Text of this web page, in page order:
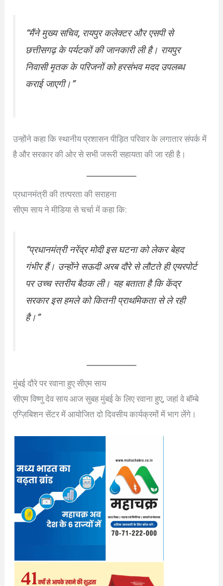
“मैंने मुख्य सचिव, रायपुर कलेक्टर और एसपी से
छत्तीसगढ़ के पर्यटकों की जानकारी ली है। रायपुर
निवासी मृतक के परिजनों को हरसंभव मदद उपलब्ध
कराई जाएगी।”
उन्होंने कहा कि स्थानीय प्रशासन पीड़ित परिवार के लगातार संपर्क में
है और सरकार की ओर से सभी जरूरी सहायता की जा रही है।
प्रधानमंत्री की तत्परता की सराहना
सीएम साय ने मीडिया से चर्चा में कहा कि:
“प्रधानमंत्री नरेंद्र मोदी इस घटना को लेकर बेहद
गंभीर हैं। उन्होंने सऊदी अरब दौरे से लौटते ही एयरपोर्ट
पर उच्च स्तरीय बैठक ली। यह बताता है कि केंद्र
सरकार इस हमले को कितनी प्राथमिकता से ले रही
है।”
मुंबई दौरे पर रवाना हुए सीएम साय
सीएम विष्णु देव साय आज सुबह मुंबई के लिए रवाना हुए, जहां वे बॉम्बे
एग्ज़िबिशन सेंटर में आयोजित दो दिवसीय कार्यक्रमों में भाग लेंगे।